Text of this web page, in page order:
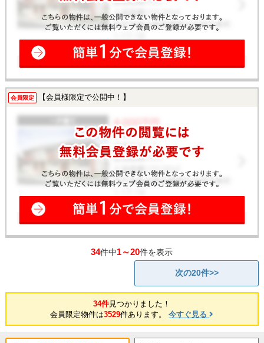
会員限定 【会員様限定で公開中！】
34件中1～20件を表示
次の20件>>
34件見つかりました！
会員限定物件は3529件あります。今すぐ見る